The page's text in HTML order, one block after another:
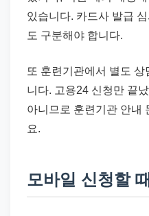
있습니다. 카드사 발급
도 구분해야 합니다.
또 훈련기관에서 별도
니다. 고용24 신청만 끝
아니므로 훈련기관 안내
요.
모바일 신청할